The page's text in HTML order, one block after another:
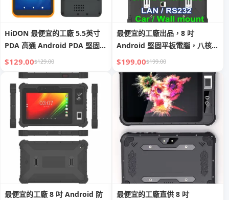
HiDON 最便宜的工廠 5.5英寸
PDA 高通 Android PDA 堅固耐
用手機 PDA 2D 二維條碼掃描器
工業級手持裝置 PDA 手持終端
$129.00$129.00
最便宜的工廠出品，8 吋
Android 堅固平板電腦，八核
心，具 GMS、2D 條碼掃描、
NFC、RJ45、RS232 埠、RFID
$199.00$199.00
最便宜的工廠 8 吋 Android 防
最便宜的工廠直供 8 吋